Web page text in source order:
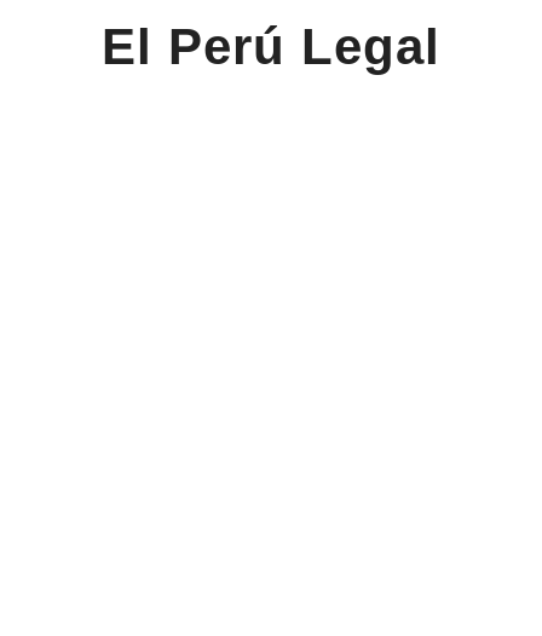
El Perú Legal